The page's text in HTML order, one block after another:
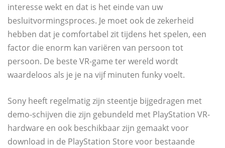
interesse wekt en dat is het einde van uw
besluitvormingsproces. Je moet ook de zekerheid
hebben dat je comfortabel zit tijdens het spelen, een
factor die enorm kan variëren van persoon tot
persoon. De beste VR-game ter wereld wordt
waardeloos als je je na vijf minuten funky voelt.
Sony heeft regelmatig zijn steentje bijgedragen met
demo-schijven die zijn gebundeld met PlayStation VR-
hardware en ook beschikbaar zijn gemaakt voor
download in de PlayStation Store voor bestaande